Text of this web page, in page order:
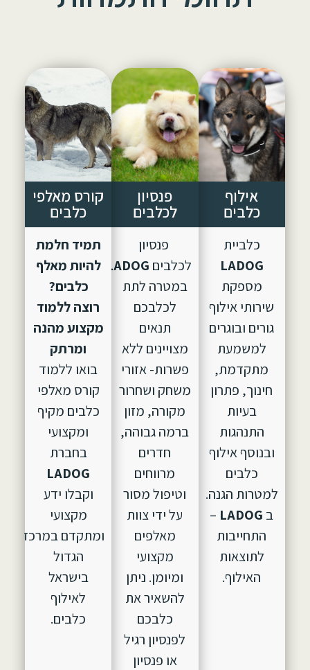
אילוף
כלבים
כלביית
LADOG
מספקת
שירותי אילוף
גורים ובוגרים
למשמעת
מתקדמת,
חינוך, פתרון
בעיות
התנהגות
ובנוסף אילוף
כלבים
למטרות הגנה.
ב LADOG
–
התחייבות
לתוצאות
האילוף.
פנסיון
לכלבים
פנסיון
לכלבים LADOG, הוקם
במטרה לתת
לכלבכם
תנאים
מצויינים ללא
פשרות- אזורי
משחק ושחרור
מקורה, מזון
ברמה גבוהה,
חדרים
מרווחים
וטיפול מסור
על ידי צוות
מאלפים
מקצועי
ומיומן. ניתן
להשאיר את
כלבכם
לפנסיון רגיל
או פנסיון
קורס מאלפי
כלבים
תמיד חלמת
להיות מאלף
כלבים?
רוצה ללמוד
מקצוע מהנה
ומרתק
בואו ללמוד
קורס מאלפי
כלבים מקיף
ומקצועי
בחברת
LADOG
וקבלו ידע
מקצועי
ומתקדם במרכז
הגדול
בישראל
לאילוף
כלבים.